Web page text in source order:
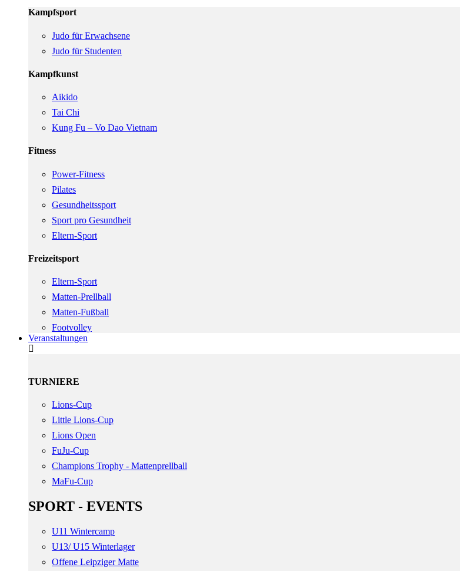
Kampfsport
Judo für Erwachsene
Judo für Studenten
Kampfkunst
Aikido
Tai Chi
Kung Fu – Vo Dao Vietnam
Fitness
Power-Fitness
Pilates
Gesundheitssport
Sport pro Gesundheit
Eltern-Sport
Freizeitsport
Eltern-Sport
Matten-Prellball
Matten-Fußball
Footvolley
Veranstaltungen
TURNIERE
Lions-Cup
Little Lions-Cup
Lions Open
FuJu-Cup
Champions Trophy - Mattenprellball
MaFu-Cup
SPORT - EVENTS
U11 Wintercamp
U13/ U15 Winterlager
Offene Leipziger Matte